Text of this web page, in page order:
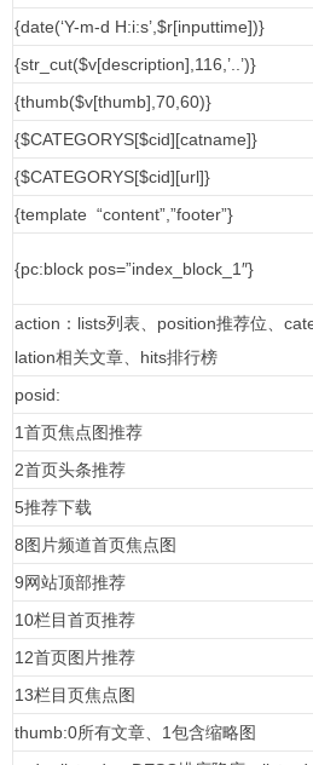
{date(‘Y-m-d H:i:s’,$r[inputtime])}
{str_cut($v[description],116,’..’)}
{thumb($v[thumb],70,60)}
{$CATEGORYS[$cid][catname]}
{$CATEGORYS[$cid][url]}
{template “content”,”footer”}
{pc:block pos=”index_block_1″}
action：lists列表、position推荐位、
lation相关文章、hits排行榜
posid:
1首页焦点图推荐
2首页头条推荐
5推荐下载
8图片频道首页焦点图
9网站顶部推荐
10栏目首页推荐
12首页图片推荐
13栏目页焦点图
thumb:0所有文章、1包含缩略图